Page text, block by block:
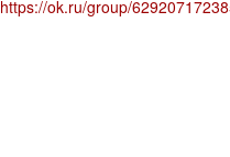
https://ok.ru/group/